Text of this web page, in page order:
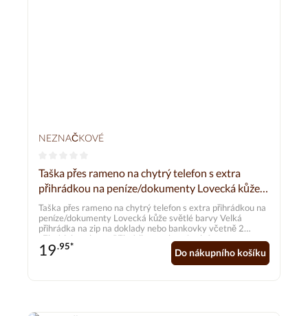
NEZNAČKOVÉ
Průměrné hodnocení 0 z 5 hvězd
Taška přes rameno na chytrý telefon s extra
přihrádkou na peníze/dokumenty Lovecká kůže
světlé barvy
Taška přes rameno na chytrý telefon s extra přihrádkou na
peníze/dokumenty Lovecká kůže světlé barvy Velká
přihrádka na zip na doklady nebo bankovky včetně 2
přihrádek na karty Přihrádka na chytrý telefon se
zapínáním na druk vhodná pro všechny standardní velikosti
(viz rozměry přihrádky na chytrý telefon) Textilní ramenní
150,0 cm Materiál: lovecká kůže Vnější rozměry: 18,5 x
19.95*
Do nákupního košíku